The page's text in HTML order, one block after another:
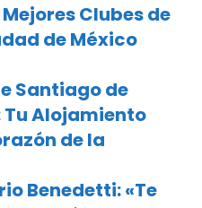
Clubes de
de México
Santiago de
Alojamiento
de la
Benedetti: «Te